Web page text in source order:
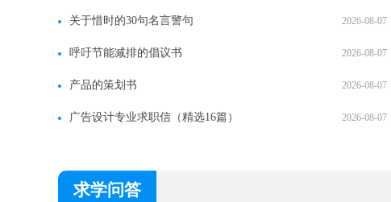
关于惜时的30句名言警句 2026-08-07
呼吁节能减排的倡议书 2026-08-07
产品的策划书 2026-08-07
广告设计专业求职信（精选16篇） 2026-08-07
求学问答